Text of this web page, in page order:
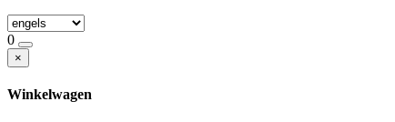
0
×
Winkelwagen